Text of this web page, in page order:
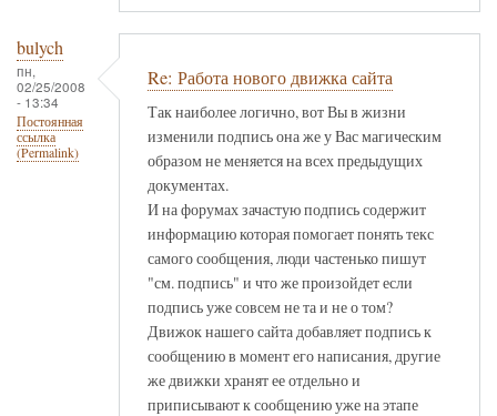
bulych
пн,
02/25/2008
- 13:34
Постоянная
ссылка
(Permalink)
Re: Работа нового движка сайта
Так наиболее логично, вот Вы в жизни
изменили подпись она же у Вас магическим
образом не меняется на всех предыдущих
документах.
И на форумах зачастую подпись содержит
информацию которая помогает понять текс
самого сообщения, люди частенько пишут
"см. подпись" и что же произойдет если
подпись уже совсем не та и не о том?
Движок нашего сайта добавляет подпись к
сообщению в момент его написания, другие
же движки хранят ее отдельно и
приписывают к сообщению уже на этапе